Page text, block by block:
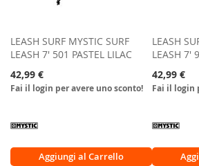
LEASH SURF MYSTIC SURF
LEASH 7' 501 PASTEL LILAC
42,99 €
Fai il login per avere uno sconto!
Aggiungi al Carrello
LEASH
LEASH 7'
42,99 €
Fai il login